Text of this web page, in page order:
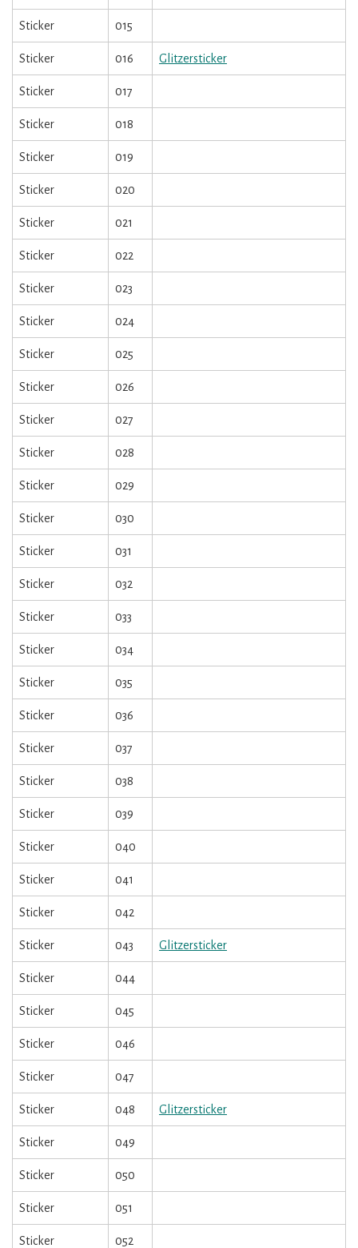
Sticker 015
Sticker 016 Glitzersticker
Sticker 017
Sticker 018
Sticker 019
Sticker 020
Sticker 021
Sticker 022
Sticker 023
Sticker 024
Sticker 025
Sticker 026
Sticker 027
Sticker 028
Sticker 029
Sticker 030
Sticker 031
Sticker 032
Sticker 033
Sticker 034
Sticker 035
Sticker 036
Sticker 037
Sticker 038
Sticker 039
Sticker 040
Sticker 041
Sticker 042
Sticker 043 Glitzersticker
Sticker 044
Sticker 045
Sticker 046
Sticker 047
Sticker 048 Glitzersticker
Sticker 049
Sticker 050
Sticker 051
Sticker 052